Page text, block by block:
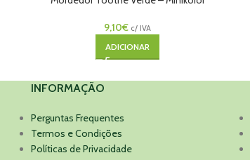
9,10€ c/ IVA
ADICIONAR
INFORMAÇÃO
Perguntas Frequentes
Termos e Condições
Políticas de Privacidade